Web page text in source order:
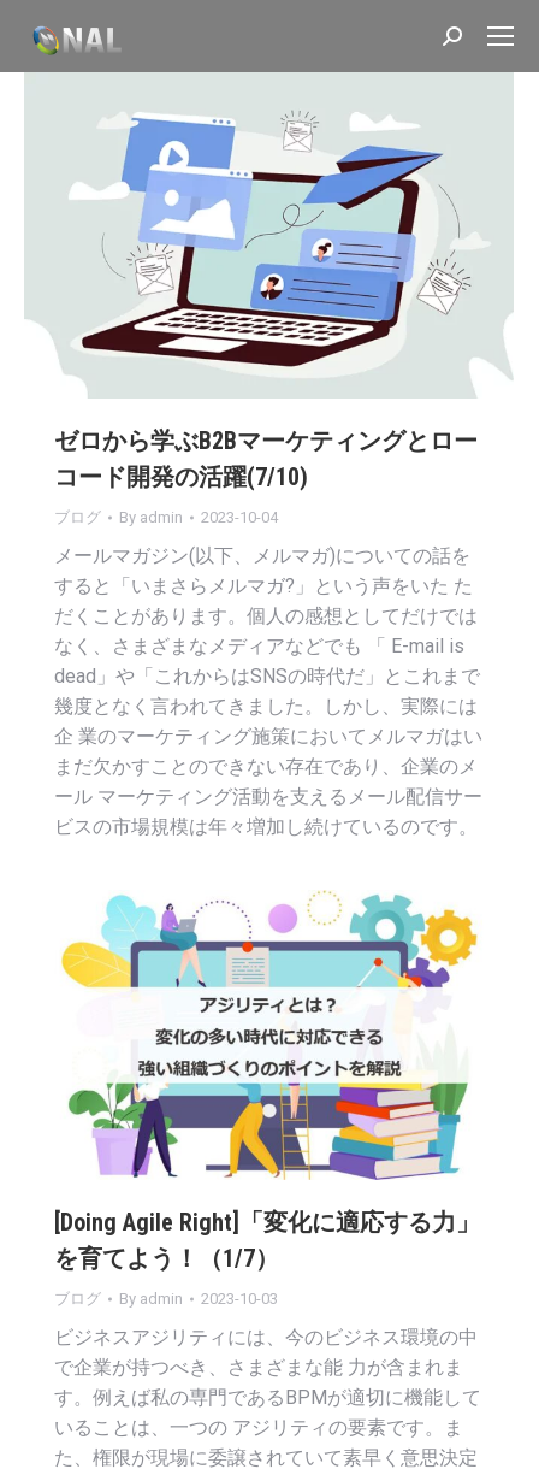
Search:
ゼロから学ぶB2Bマーケティングとロー
コード開発の活躍(7/10)
ブログ By admin 2023-10-04
メールマガジン(以下、メルマガ)についての話を
すると「いまさらメルマガ?」という声をいた た
だくことがあります。個人の感想としてだけでは
なく、さまざまなメディアなどでも 「 E-mail is
dead」や「これからはSNSの時代だ」とこれまで
幾度となく言われてきました。しかし、実際には
企 業のマーケティング施策においてメルマガはい
まだ欠かすことのできない存在であり、企業のメ
ール マーケティング活動を支えるメール配信サー
ビスの市場規模は年々増加し続けているのです。
[Doing Agile Right]「変化に適応する力」
を育てよう！（1/7）
ブログ By admin 2023-10-03
ビジネスアジリティには、今のビジネス環境の中
で企業が持つべき、さまざまな能 力が含まれま
す。例えば私の専門であるBPMが適切に機能して
いることは、一つの アジリティの要素です。ま
た、権限が現場に委譲されていて素早く意思決定